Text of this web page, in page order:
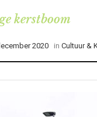
kerstboom
2020 in Cultuur &